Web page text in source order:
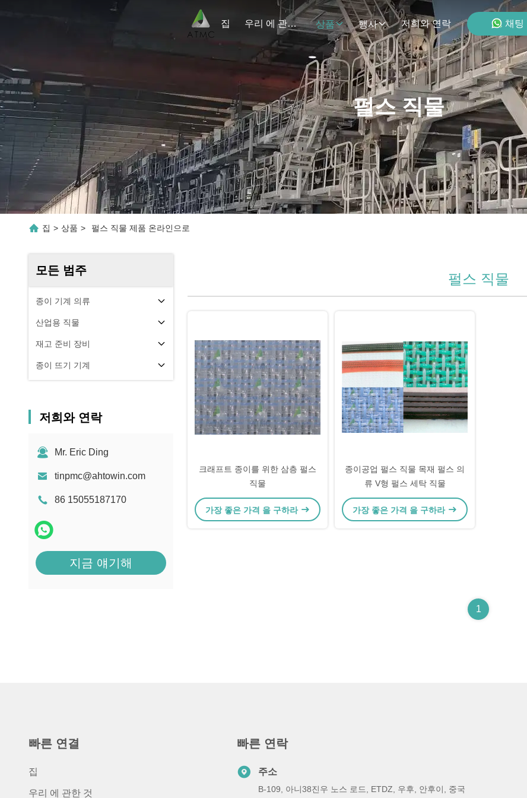
집 우리 에 관한 것 상품 행사 저희와 연락 채팅
펄스 직물
집 > 상품 > 펄스 직물 제품 온라인으로
모든 범주
종이 기계 의류
산업용 직물
재고 준비 장비
종이 뜨기 기계
저희와 연락
Mr. Eric Ding
tinpmc@ahtowin.com
86 15055187170
지금 얘기해
펄스 직물
크래프트 종이를 위한 삼층 펄스
직물
가장 좋은 가격 을 구하라
종이공업 펄스 직물 목재 펄스 의
류 V형 펄스 세탁 직물
가장 좋은 가격 을 구하라
1
빠른 연결
집
우리 에 관한 것
빠른 연락
주소
B-109, 아니38진우 노스 로드, ETDZ, 우후, 안후이, 중국